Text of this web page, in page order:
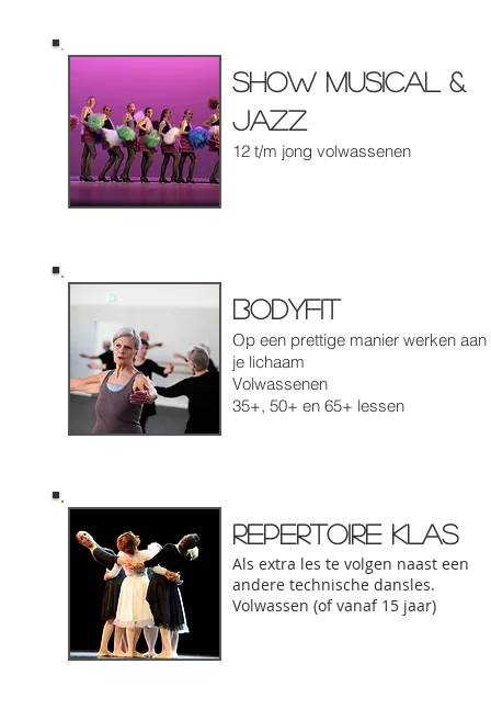
Show Musical &
Jazz
12 t/m jong volwassenen
Bodyfit
Op een prettige manier werken aan
je lichaam
Volwassenen
35+, 50+ en 65+ lessen
Repertoire klas
Als extra les te volgen naast een
andere technische dansles.
Volwassen (of vanaf 15 jaar)